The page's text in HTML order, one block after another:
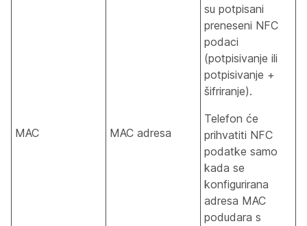
MAC MAC adresa
su potpisani
preneseni NFC
podaci
(potpisivanje ili
potpisivanje +
šifriranje).
Telefon će
prihvatiti NFC
podatke samo
kada se
konfigurirana
adresa MAC
podudara s